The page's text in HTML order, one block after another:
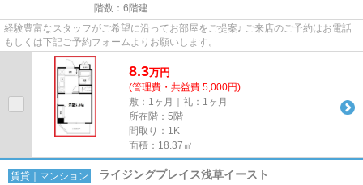
階数：6階建
経験豊富なスタッフがご希望に沿ってお部屋をご提案♪ ご来店のご予約はお電話
もしくは下記ご予約フォームよりお願いします。
8.3万円
(管理費・共益費 5,000円)
敷：1ヶ月｜礼：1ヶ月
所在階：5階
間取り：1K
面積：18.37㎡
賃貸｜マンション ライジングプレイス浅草イースト